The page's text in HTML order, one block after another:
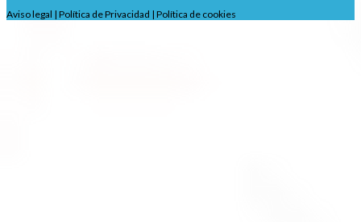
Aviso legal | Política de Privacidad | Política de cookies